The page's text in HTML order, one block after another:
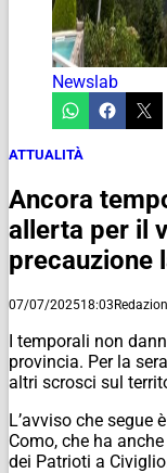
Newslab
ATTUALITÀ
Ancora
allerta per il
precauzione
07/07/202518:03
I temporali non
provincia. Per la
altri scrosci sul
L’avviso che segue
Como, che ha
dei Patrioti a